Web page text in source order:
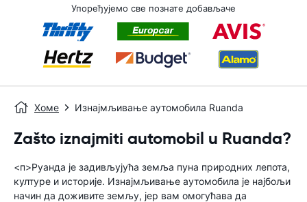
Упоређујемо све познате добављаче
Хоме Изнајмљивање аутомобила Ruanda
Zašto iznajmiti automobil u Ruanda?
<п>Руанда је задивљујућа земља пуна природних лепота,
културе и историје. Изнајмљивање аутомобила је најбољи
начин да доживите земљу, јер вам омогућава да